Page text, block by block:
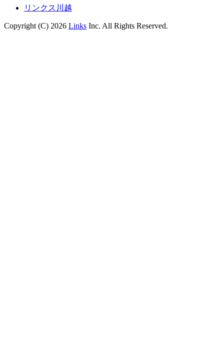
リンクス川越
Copyright (C) 2026 Links Inc. All Rights Reserved.